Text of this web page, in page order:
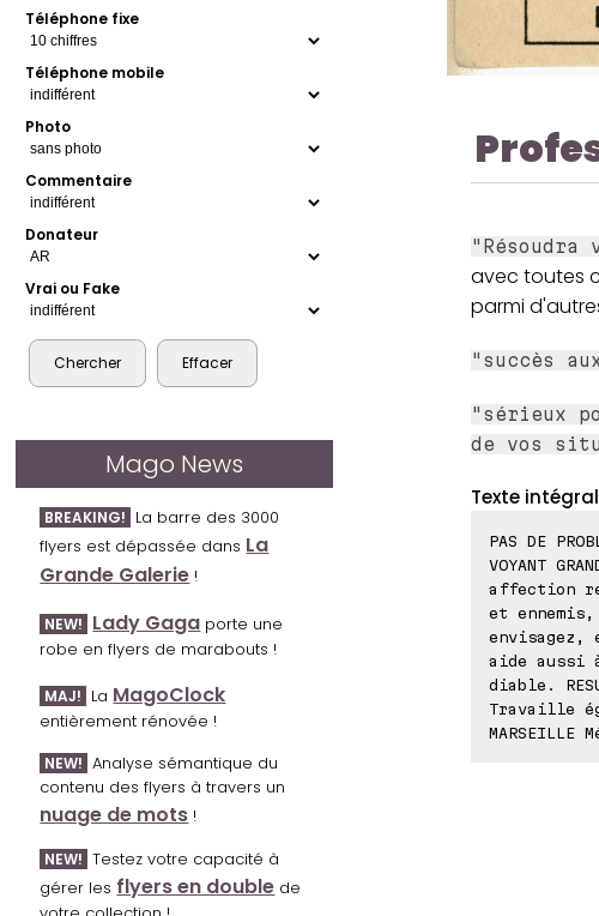
Téléphone fixe
Téléphone mobile
Photo
Commentaire
Donateur
Vrai ou Fake
Mago News
BREAKING! La barre des 3000
flyers est dépassée dans La
Grande Galerie !
NEW! Lady Gaga porte une
robe en flyers de marabouts !
MAJ! La MagoClock
entièrement rénovée !
NEW! Analyse sémantique du
contenu des flyers à travers un
nuage de mots !
NEW! Testez votre capacité à
gérer les flyers en double de
avec toutes
parmi
"succès
"sérieux
de vos
Texte
PAS DE
VOYANT
affection
et
envisagez,
aide aussi
diable.
Travaille